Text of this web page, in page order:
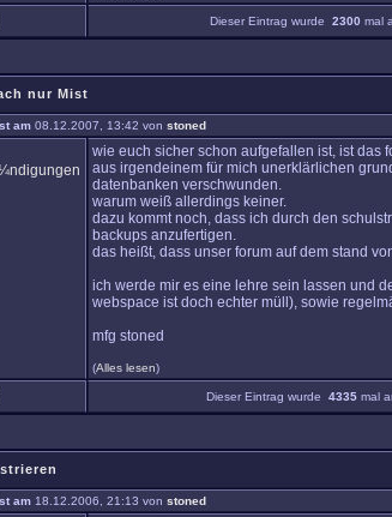
Dieser Eintrag wurde 2300 mal
nur Mist
am 08.12.2007, 13:42 von stoned
wie euch sicher schon aufgefallen ist, ist das
aus irgendeinem für mich unerklärlichen
datenbanken verschwunden.
warum weiß allerdings keiner.
dazu kommt noch, dass ich durch den
backups anzufertigen.
das heißt, dass unser forum auf dem stand
ich werde mir es eine lehre sein lassen und
webspace ist doch echter müll), sowie
mfg stoned
(Alles lesen)
Dieser Eintrag wurde 4335 mal
am 18.12.2006, 21:13 von stoned